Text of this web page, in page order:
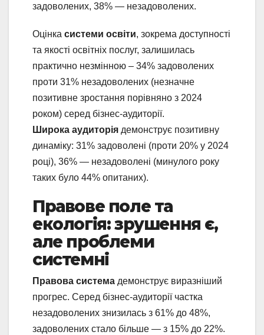
задоволених, 38% — незадоволених.
Оцінка системи освіти, зокрема доступності
та якості освітніх послуг, залишилась
практично незмінною – 34% задоволених
проти 31% незадоволених (незначне
позитивне зростання порівняно з 2024
роком) серед бізнес-аудиторії.
Широка аудиторія демонструє позитивну
динаміку: 31% задоволені (проти 20% у 2024
році), 36% — незадоволені (минулого року
таких було 44% опитаних).
Правове поле та
екологія: зрушення є,
але проблеми
системні
Правова система демонструє виразніший
прогрес. Серед бізнес-аудиторії частка
незадоволених знизилась з 61% до 48%,
задоволених стало більше — з 15% до 22%.